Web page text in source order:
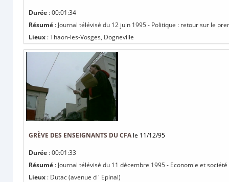
Durée : 00:01:34
Résumé : Journal télévisé du 12 juin 1995 - Politique : retour sur le
Lieux : Thaon-les-Vosges, Dogneville
GRÈVE DES ENSEIGNANTS DU CFA le 11/12/95
Durée : 00:01:33
Résumé : Journal télévisé du 11 décembre 1995 - Economie et
Lieux : Dutac (avenue d ' Epinal)